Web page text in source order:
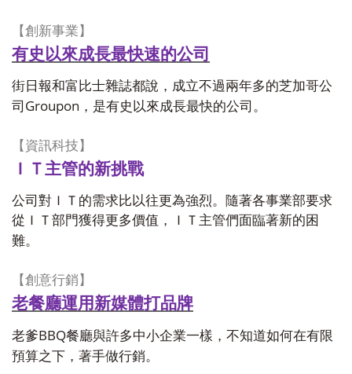
【創新事業 】
有史以來成長最快速的公司
街日報和富比士雜誌都說，成立不過兩年多的芝加哥公
司 Groupon ，是有史以來成長最快的公司。
【 資訊科技 】
ＩＴ主管的新挑戰
公司對ＩＴ的需求比以往更為強烈。隨著各事業部要求
從ＩＴ部門獲得更多價值，ＩＴ主管們面臨著新的困
難。
【創意行銷 】
老餐廳運用新媒體打品牌
老爹BBQ餐廳與許多中小企業一樣，不知道如何在有限
預算之下，著手做行銷。